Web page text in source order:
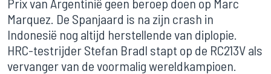
Marquez. De Spanjaard is na zijn crash in
Indonesië nog altijd herstellende van diplopie.
HRC-testrijder Stefan Bradl stapt op de RC213V als
vervanger van de voormalig wereldkampioen.